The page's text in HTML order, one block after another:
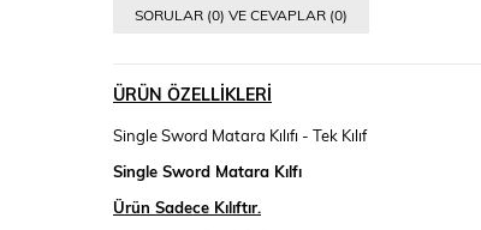
SORULAR (0) VE CEVAPLAR (0)
ÜRÜN ÖZELLIKLERI
Single Sword Matara Kılıfı - Tek Kılıf
Single Sword Matara Kılfı
Ürün Sadece Kılıftır.